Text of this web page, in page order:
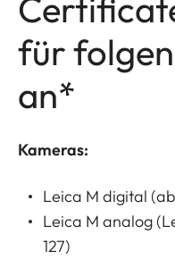
für
an*
Kameras:
Leica M digital
Leica M analog
127)